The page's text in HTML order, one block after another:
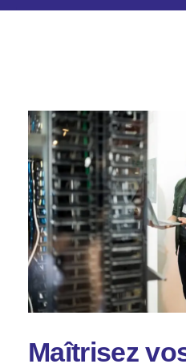
Maîtrisez